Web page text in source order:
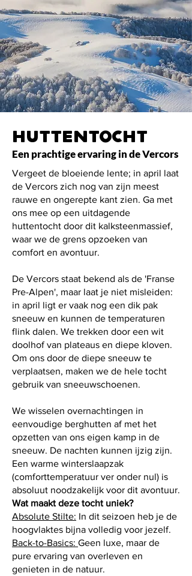
HuttentOcht
Een prachtige ervaring in de Vercors
Vergeet de bloeiende lente; in april laat
de Vercors zich nog van zijn meest
rauwe en ongerepte kant zien. Ga met
ons mee op een uitdagende
huttentocht door dit kalksteenmassief,
waar we de grens opzoeken van
comfort en avontuur.
De Vercors staat bekend als de 'Franse
Pre-Alpen', maar laat je niet misleiden:
in april ligt er vaak nog een dik pak
sneeuw en kunnen de temperaturen
flink dalen. We trekken door een wit
doolhof van plateaus en diepe kloven.
Om ons door de diepe sneeuw te
verplaatsen, maken we de hele tocht
gebruik van sneeuwschoenen.
We wisselen overnachtingen in
eenvoudige berghutten af met het
opzetten van ons eigen kamp in de
sneeuw. De nachten kunnen ijzig zijn.
Een warme winterslaapzak
(comforttemperatuur ver onder nul) is
absoluut noodzakelijk voor dit avontuur.
Wat maakt deze tocht uniek?
Absolute Stilte: In dit seizoen heb je de
hoogvlaktes bijna volledig voor jezelf.
Back-to-Basics: Geen luxe, maar de
pure ervaring van overleven en
genieten in de natuur.